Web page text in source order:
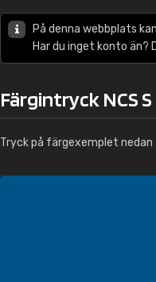
På denna webbplats
Har du inget konto än?
Färgintryck NCS
Tryck på färgexemplet